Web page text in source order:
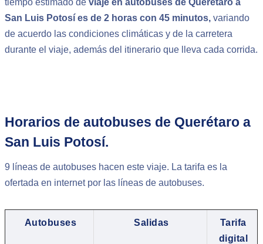
tiempo estimado deviaje en autobuses de Querétaro a
San Luis Potosí es de 2 horas con 45 minutos, variando
de acuerdo las condiciones climáticas y de la carretera
durante el viaje, además del itinerario que lleva cada corrida.
Horarios de autobuses de Querétaro a
San Luis Potosí.
9 líneas de autobuses hacen este viaje. La tarifa es la
ofertada en internet por las líneas de autobuses.
Autobuses Salidas
Tarifa
digital